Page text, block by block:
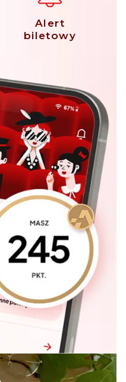
Alert
biletowy